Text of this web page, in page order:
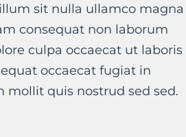
sit nulla ullamco magna
consequat non laborum
culpa occaecat ut laboris
occaecat fugiat in
quis nostrud sed sed.